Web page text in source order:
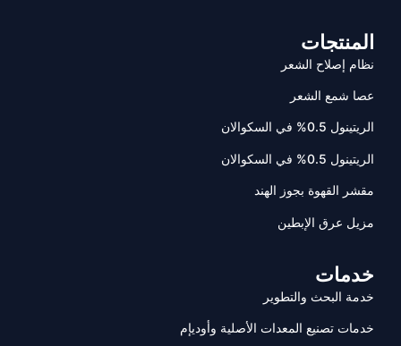
المنتجات
نظام إصلاح الشعر
عصا شمع الشعر
الريتينول 0.5% في السكوالان
الريتينول 0.5% في السكوالان
مقشر القهوة بجوز الهند
مزيل عرق الإبطين
خدمات
خدمة البحث والتطوير
خدمات تصنيع المعدات الأصلية وأوديإم